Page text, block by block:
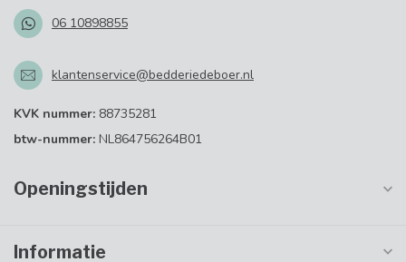
06 10898855
klantenservice@bedderiedeboer.nl
KVK nummer: 88735281
btw-nummer: NL864756264B01
Openingstijden
Informatie